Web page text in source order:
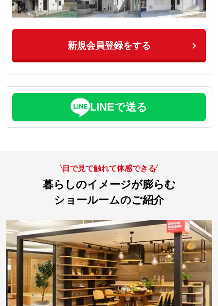
新規会員登録をする
LINEで送る
目で見て触れて体感できる
暮らしのイメージが膨らむ
ショールームのご紹介